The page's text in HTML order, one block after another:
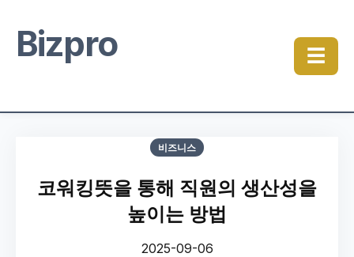
Bizpro ☰
비즈니스
코워킹뜻을 통해 직원의 생산성을
높이는 방법
2025-09-06